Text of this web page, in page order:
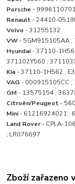
Porsche -
Renault - 24410-
Volvo - 31255132
VW - 5GM915105AA
Hyundai - 37110-
371102Y560 ;
Kia - 37110-1H562 ;
VAG - 000915105CC ;
GM - 13575154 ;
Citroën/Peugeot -
Mini - 61216924021 ;
Land Rover - CPLA-
; LR076697
Zboží zařazeno